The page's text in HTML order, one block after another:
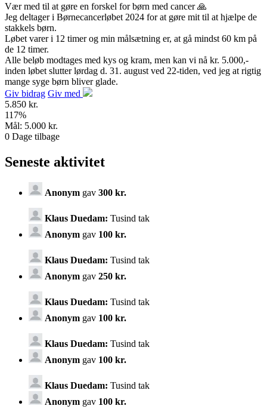
Vær med til at gøre en forskel for børn med cancer 🙏
Jeg deltager i Børnecancerløbet 2024 for at gøre mit til at hjælpe de
stakkels børn.
Løbet varer i 12 timer og min målsætning er, at gå mindst 60 km på
de 12 timer.
Alle beløb modtages med kys og kram, men kan vi nå kr. 5.000,-
inden løbet slutter lørdag d. 31. august ved 22-tiden, ved jeg at rigtig
mange syge børn bliver glade.
Giv bidrag Giv med
5.850 kr.
117%
Mål: 5.000 kr.
0 Dage tilbage
Seneste aktivitet
Anonym gav 300 kr.
Klaus Duedam: Tusind tak
Anonym gav 100 kr.
Klaus Duedam: Tusind tak
Anonym gav 250 kr.
Klaus Duedam: Tusind tak
Anonym gav 100 kr.
Klaus Duedam: Tusind tak
Anonym gav 100 kr.
Klaus Duedam: Tusind tak
Anonym gav 100 kr.